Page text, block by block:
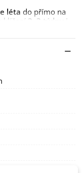
léta do přímo na
klíčení 2–3 týdny i
péčí